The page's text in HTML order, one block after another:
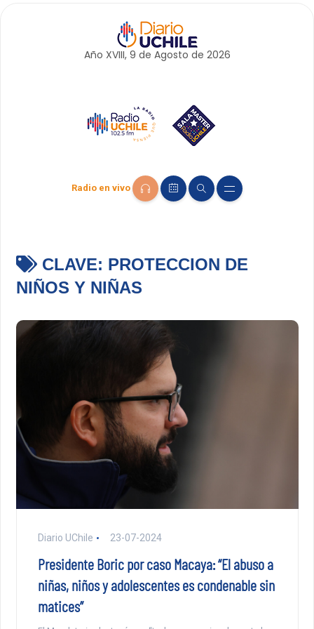
Año XVIII, 9 de Agosto de 2026
Radio en vivo
CLAVE: PROTECCION DE
NIÑOS Y NIÑAS
Diario UChile 23-07-2024
Presidente Boric por caso Macaya: “El abuso a
niñas, niños y adolescentes es condenable sin
matices”